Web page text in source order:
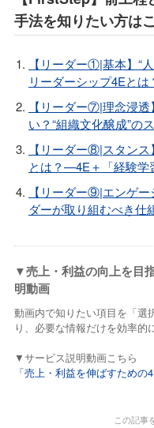
手法を知りたい方は
【リーダー①|基本】“
リーダーシップ4Eとは
【リーダー⑦|理念浸
い？“組織文化醸成”の
【リーダー⑧|スタン
とは？—4E＋「経験学
【リーダー⑨|エンゲ
ダーが取り組むべき仕
▼売上・利益の向上を目
明動画
動画内で知りたい項目を「選
り、必要な情報だけを効率的
▼サービス説明動画こちら
「売上・利益を伸ばすため
この記事